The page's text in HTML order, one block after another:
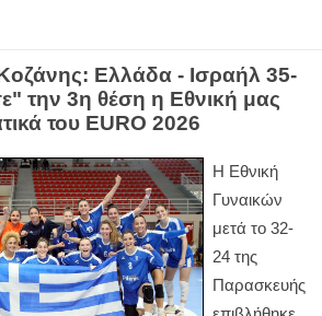
Ελλάδα - Ισραήλ 35-
την 3η θέση η Εθνική μας
του EURO 2026
Η Εθνική
Γυναικών
μετά το 32-
24 της
Παρασκευής